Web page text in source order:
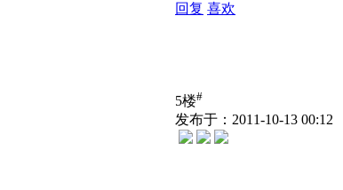
回复 喜欢
5楼#
发布于：2011-10-13 00:12